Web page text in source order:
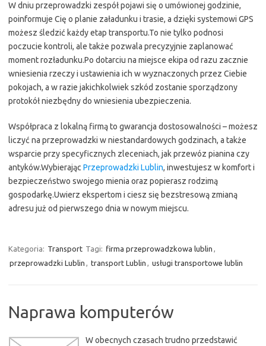
W dniu przeprowadzki zespół pojawi się o umówionej godzinie,
poinformuje Cię o planie załadunku i trasie, a dzięki systemowi GPS
możesz śledzić każdy etap transportu.To nie tylko podnosi
poczucie kontroli, ale także pozwala precyzyjnie zaplanować
moment rozładunku.Po dotarciu na miejsce ekipa od razu zacznie
wniesienia rzeczy i ustawienia ich w wyznaczonych przez Ciebie
pokojach, a w razie jakichkolwiek szkód zostanie sporządzony
protokół niezbędny do wniesienia ubezpieczenia.
Współpraca z lokalną firmą to gwarancja dostosowalności – możesz
liczyć na przeprowadzki w niestandardowych godzinach, a także
wsparcie przy specyficznych zleceniach, jak przewóz pianina czy
antyków.Wybierając Przeprowadzki Lublin, inwestujesz w komfort i
bezpieczeństwo swojego mienia oraz popierasz rodzimą
gospodarkę.Uwierz ekspertom i ciesz się bezstresową zmianą
adresu już od pierwszego dnia w nowym miejscu.
Kategoria: Transport Tagi: firma przeprowadzkowa lublin ,
przeprowadzki Lublin , transport Lublin , usługi transportowe lublin
Naprawa komputerów
W obecnych czasach trudno przedstawić